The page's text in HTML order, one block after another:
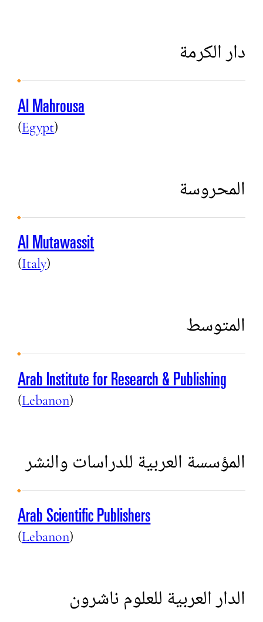
دار الكرمة
Al Mahrousa
(Egypt)
المحروسة
Al Mutawassit
(Italy)
المتوسط
Arab Institute for Research & Publishing
(Lebanon)
المؤسسة العربية للدراسات والنشر
Arab Scientific Publishers
(Lebanon)
الدار العربية للعلوم ناشرون